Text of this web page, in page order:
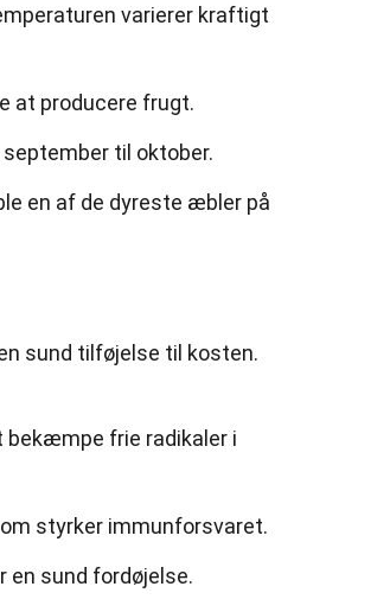
varierer kraftigt
at producere frugt.
til oktober.
en af de dyreste æbler på
sund tilføjelse til kosten.
bekæmpe frie radikaler i
styrker immunforsvaret.
en sund fordøjelse.